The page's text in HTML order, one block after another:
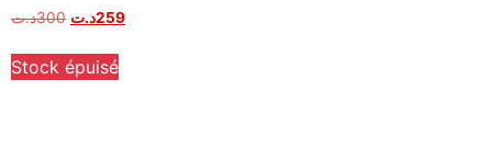
300د.ت 259د.ت
Stock épuisé